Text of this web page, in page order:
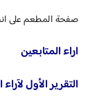
صفحة المطعم على
اراء المتابعين
التقرير الأول